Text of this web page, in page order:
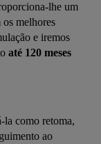
lhe um
melhores
e iremos
até 120 meses
la como retoma,
ao